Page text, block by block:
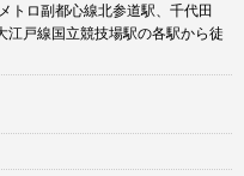
トロ副都心線北参道駅、千代田
江戸線国立競技場駅の各駅から徒